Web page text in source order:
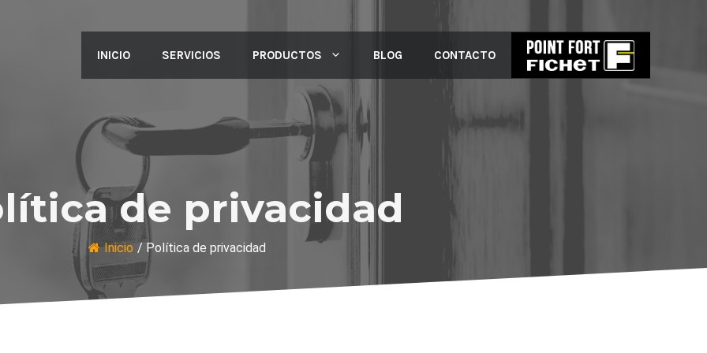
INICIO SERVICIOS PRODUCTOS BLOG CONTACTO
de privacidad
Inicio / Política de privacidad